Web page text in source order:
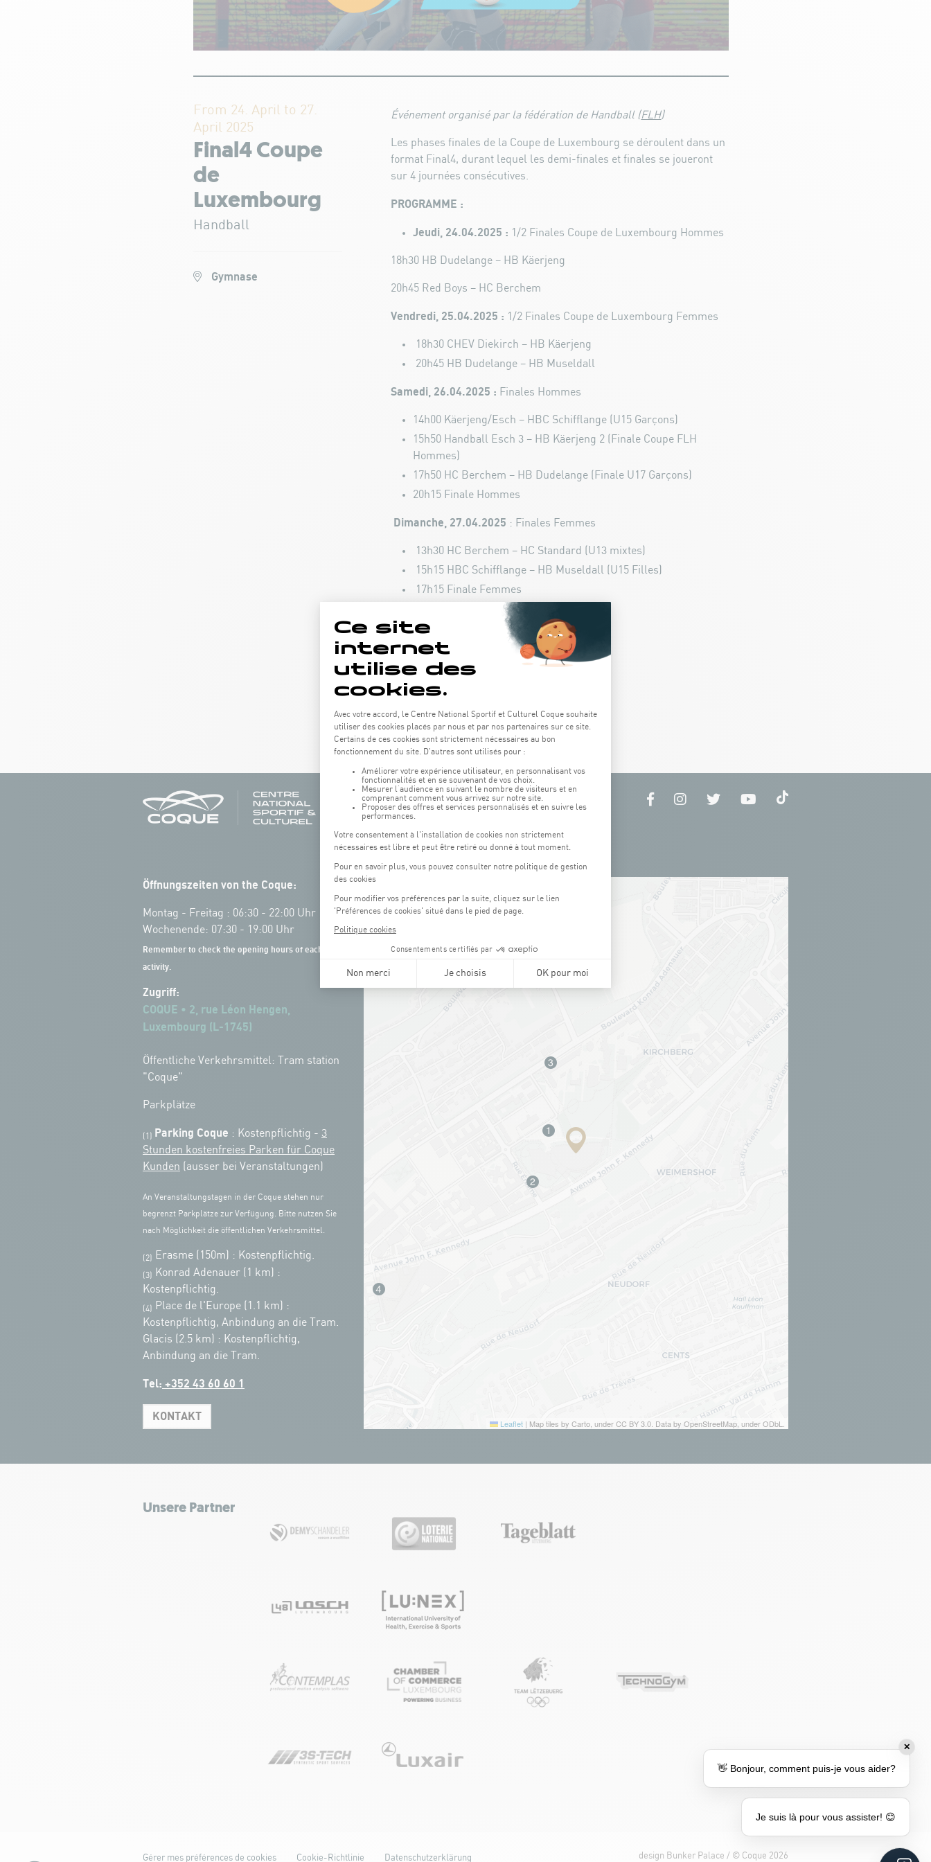
From 24. April to 27.
April 2025
Final4 Coupe
de
Luxembourg
Handball
Gymnase
Événement organisé par la fédération de Handball (FLH)
Les phases finales de la Coupe de Luxembourg se déroulent dans un
format Final4, durant lequel les demi-finales et finales se joueront
sur 4 journées consécutives.
PROGRAMME :
Jeudi, 24.04.2025 : 1/2 Finales Coupe de Luxembourg Hommes
18h30 HB Dudelange – HB Käerjeng
20h45 Red Boys – HC Berchem
Vendredi, 25.04.2025 : 1/2 Finales Coupe de Luxembourg Femmes
18h30 CHEV Diekirch – HB Käerjeng
20h45 HB Dudelange – HB Museldall
Samedi, 26.04.2025 : Finales Hommes
14h00 Käerjeng/Esch – HBC Schifflange (U15 Garçons)
15h50 Handball Esch 3 – HB Käerjeng 2 (Finale Coupe FLH
Hommes)
17h50 HC Berchem – HB Dudelange (Finale U17 Garçons)
20h15 Finale Hommes
Dimanche, 27.04.2025 : Finales Femmes
13h30 HC Berchem – HC Standard (U13 mixtes)
15h15 HBC Schifflange – HB Museldall (U15 Filles)
17h15 Finale Femmes
INFOS & TICKETS
Öffnungszeiten von the Coque:
Montag - Freitag : 06:30 - 22:00 Uhr
Wochenende: 07:30 - 19:00 Uhr
Remember to check the opening hours of each
activity.
Zugriff:
COQUE • 2, rue Léon Hengen,
Luxembourg (L-1745)
Öffentliche Verkehrsmittel: Tram station
"Coque"
Parkplätze
(1) Parking Coque : Kostenpflichtig - 3
Stunden kostenfreies Parken für Coque
Kunden (ausser bei Veranstaltungen)
An Veranstaltungstagen in der Coque stehen nur
begrenzt Parkplätze zur Verfügung. Bitte nutzen Sie
nach Möglichkeit die öffentlichen Verkehrsmittel.
(2) Erasme (150m) : Kostenpflichtig.
(3) Konrad Adenauer (1 km)
:
Kostenpflichtig.
(4)
Place de l'Europe (1.1 km) :
Kostenpflichtig, Anbindung an die Tram.
Glacis (2.5 km) : Kostenpflichtig,
Anbindung an die Tram.
Tel: +352 43 60 60 1
KONTAKT
+
−
Leaflet | Map tiles by Carto, under CC BY 3.0. Data by OpenStreetMap, under ODbL.
Unsere Partner
Gérer mes préférences de cookies Cookie-Richtlinie Datenschutzerklärung design Bunker Palace / © Coque 2026
✕
👋 Bonjour, comment puis-je vous aider?
Je suis là pour vous assister! 😊